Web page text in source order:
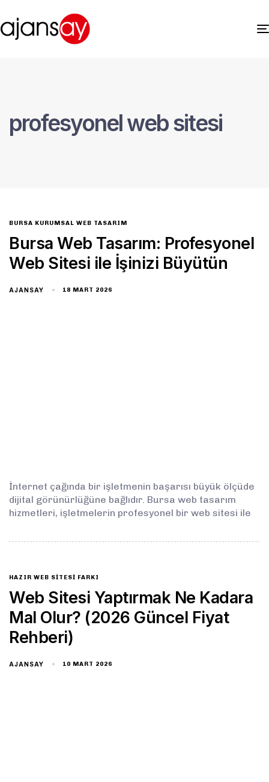
profesyonel web sitesi
BURSA KURUMSAL WEB TASARIM
Bursa Web Tasarım: Profesyonel
Web Sitesi ile İşinizi Büyütün
AJANSAY 18 MART 2026
İnternet çağında bir işletmenin başarısı büyük ölçüde
dijital görünürlüğüne bağlıdır. Bursa web tasarım
hizmetleri, işletmelerin profesyonel bir web sitesi ile
HAZIR WEB SITESI FARKI
Web Sitesi Yaptırmak Ne Kadara
Mal Olur? (2026 Güncel Fiyat
Rehberi)
AJANSAY 10 MART 2026